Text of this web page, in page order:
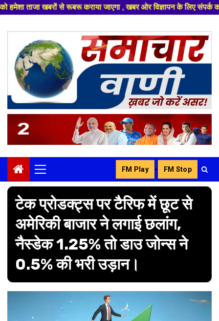
जाएगा , खबर ओर विज्ञापन के लिए संपर्क करे +91 8329626839
content
Primary
Menu
FM Play - FM Stop
टेक प्रोडक्ट्स पर टैरिफ में छूट से
अमेरिकी बाजार ने लगाई छलांग,
नैस्डेक 1.25% तो डाउ जोन्स ने
0.5% की भरी उड़ान।